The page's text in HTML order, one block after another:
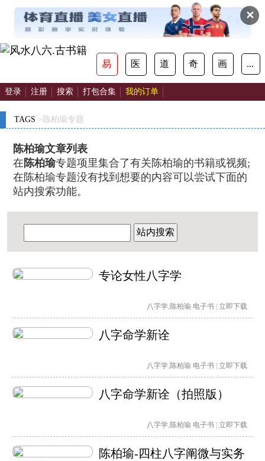
✕
易 医 道 奇 画 ...
登录 注册 搜索 打包合集 我的订单
TAGS >陈柏瑜专题
陈柏瑜文章列表
在 陈柏瑜专题项里集合了有关陈柏瑜的书籍或视频;
在陈柏瑜专题没有找到想要的内容可以尝试下面的
站内搜索功能。
站内搜索
专论女性八字学
八字学, 陈柏瑜 电子书 立即下载
八字命学新诠
八字学, 陈柏瑜 电子书 立即下载
八字命学新诠（拍照版）
八字学, 陈柏瑜 电子书 立即下载
陈柏瑜-四柱八字阐微与实务